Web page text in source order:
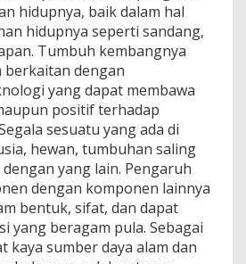
hidupnya, baik dalam hal
hidupnya seperti sandang,
Tumbuh kembangnya
berkaitan dengan
yang dapat membawa
positif terhadap
sesuatu yang ada di
hewan, tumbuhan saling
yang lain. Pengaruh
dengan komponen lainnya
bentuk, sifat, dan dapat
yang beragam pula. Sebagai
kaya sumber daya alam dan